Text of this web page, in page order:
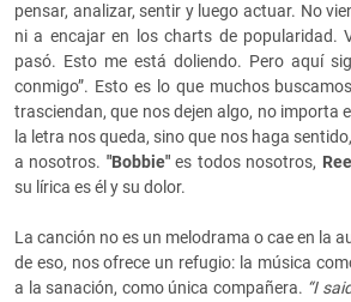
pensar, analizar, sentir y luego actuar. No
ni a encajar en los charts de popularidad.
pasó. Esto me está doliendo. Pero aquí
conmigo”. Esto es lo que muchos
trasciendan, que nos dejen algo, no importa
la letra nos queda, sino que nos haga
a nosotros. "Bobbie"es todos nosotros,
su lírica es él y su dolor.
La canción no es un melodrama o cae en la
de eso, nos ofrece un refugio: la música
a la sanación, como única compañera. “I